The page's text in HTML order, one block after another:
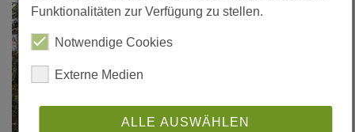
Funktionalitäten zur Verfügung zu stellen.
Notwendige Cookies
Externe Medien
ALLE AUSWÄHLEN